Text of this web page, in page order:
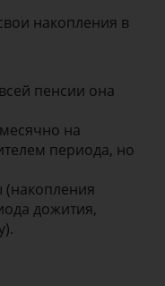
накопления в
пенсии она
на
периода, но
дожития,